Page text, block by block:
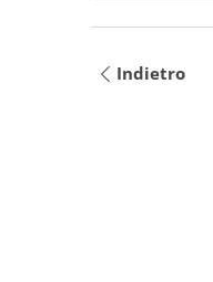
Indietro